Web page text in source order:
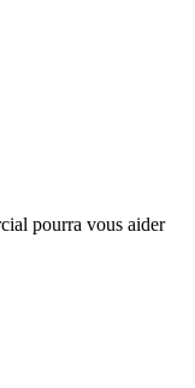
pourra vous aider